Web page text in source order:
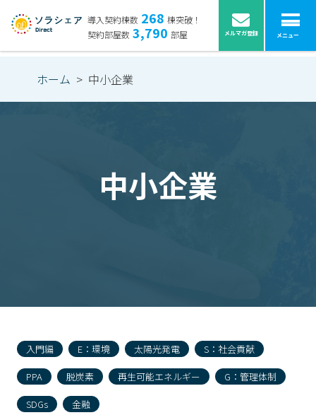
ホーム > 中小企業
中小企業
入門編 E：環境 太陽光発電 S：社会貢献
PPA 脱炭素 再生可能エネルギー G：管理体制
SDGs 金融
導入契約棟数 268 棟突破！
契約部屋数 3,790 部屋 メルマガ登録 メニュー